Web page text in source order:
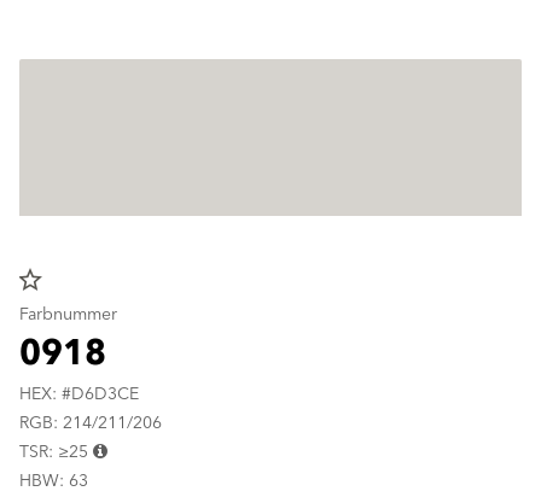
star_border
Farbnummer
0918
HEX: #D6D3CE
RGB: 214/211/206
TSR: ≥25
HBW: 63